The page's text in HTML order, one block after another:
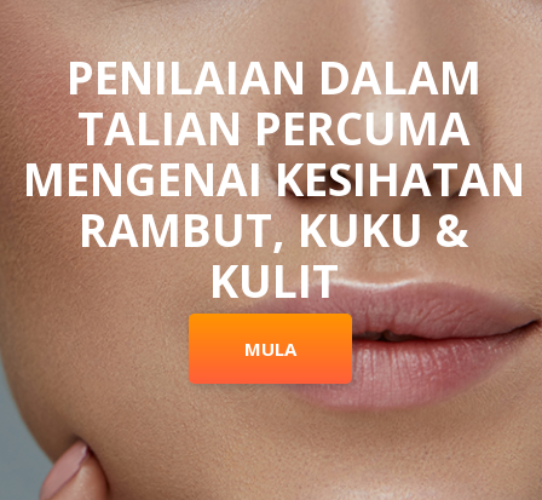
PENILAIAN DALAM
TALIAN PERCUMA
MENGENAI KESIHATAN
RAMBUT, KUKU &
KULIT
MULA